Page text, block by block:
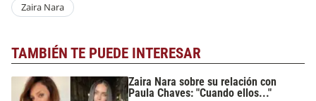
Zaira Nara
TAMBIÉN TE PUEDE INTERESAR
Zaira Nara sobre su relación con
Paula Chaves: "Cuando ellos..."